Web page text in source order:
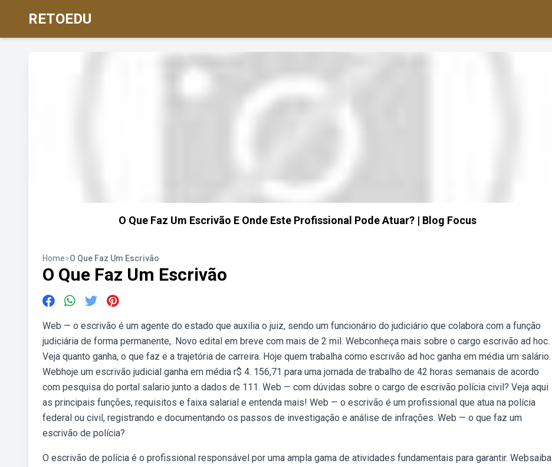
RETOEDU
O Que Faz Um Escrivão E Onde Este Profissional Pode Atuar? | Blog Focus
Home>O Que Faz Um Escrivão
O Que Faz Um Escrivão
Web — o escrivão é um agente do estado que auxilia o juiz, sendo um funcionário do judiciário que colabora com a função
judiciária de forma permanente,. Novo edital em breve com mais de 2 mil. Webconheça mais sobre o cargo escrivão ad hoc.
Veja quanto ganha, o que faz e a trajetória de carreira. Hoje quem trabalha como escrivão ad hoc ganha em média um salário.
Webhoje um escrivão judicial ganha em média r$ 4. 156,71 para uma jornada de trabalho de 42 horas semanais de acordo
com pesquisa do portal salario junto a dados de 111. Web — com dúvidas sobre o cargo de escrivão polícia civil? Veja aqui
as principais funções, requisitos e faixa salarial e entenda mais! Web — o escrivão é um profissional que atua na polícia
federal ou civil, registrando e documentando os passos de investigação e análise de infrações. Web — o que faz um
escrivão de polícia?
O escrivão de polícia é o profissional responsável por uma ampla gama de atividades fundamentais para garantir. Websaiba